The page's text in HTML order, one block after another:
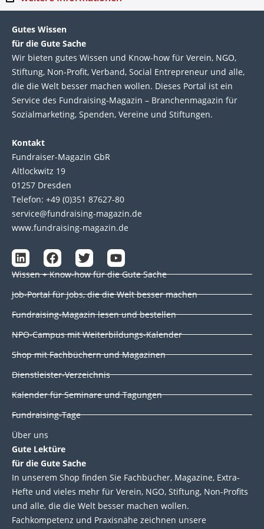
Gutes Wissen
für die Gute Sache
Wir bie­ten gutes Wis­sen und Know-how für Ver­ein, NGO,
Stif­tung, Non-Profit, Ver­band, Social Entre­pre­neur und alle,
die die Welt bes­ser machen wol­len. Die­ses Por­tal ist ein
Service des Fund­raising-Magazin – Bran­chen­magazin für
Sozial­marke­ting, Spen­den, Ver­eine und Stif­tun­gen.
Kontakt
Fundraiser-Magazin GbR
Altlockwitz 19
01257 Dresden
Telefon: +49 (0)351 87627-80
service@fundraising-magazin.de
www.fundraising-magazin.de
L
i
n
k
e
d
n
F
a
c
e
b
o
k
T
w
i
t
e
Y
o
u
t
u
b
Wissen + Know-how für die Gute Sache
Job-Portal für Jobs, die die Welt besser machen
Fundraising-Magazin lesen und bestellen
NPO-Campus mit Weiterbildungs-Kalender
Shop mit Fachbüchern und Magazinen
Dienstleister-Verzeichnis
Kalender für Seminare und Tagungen
Fundraising-Tage
Über uns
Gute Lektüre
für die Gute Sache
In unserem Shop finden Sie Fachbücher, Magazine, Extra-
Hefte und vieles mehr für Verein, NGO, Stiftung, Non-Profits
und alle, die die Welt besser machen wollen.
Fachkompetenz und Praxisnähe zeichnen unsere